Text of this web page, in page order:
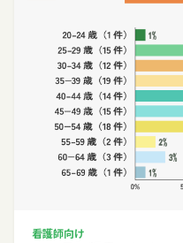
看護師向け